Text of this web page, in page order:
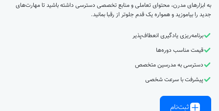
به ابزارهای مدرن، محتوای تعاملی و منابع تخصصی دسترسی داشته باشید تا مهارت‌های
جدید را بیاموزید و همواره یک قدم جلوتر از رقبا بمانید.
برنامه‌ریزی یادگیری انعطاف‌پذیر
قیمت مناسب دوره‌ها
دسترسی به مدرسین متخصص
پیشرفت با سرعت شخصی
ثبت‌نام